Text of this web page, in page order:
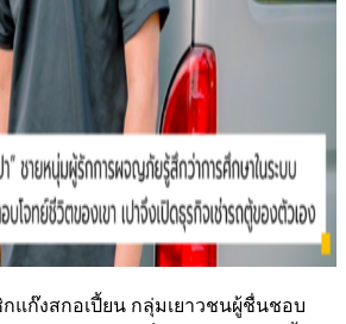
แก๊งสกอเปี้ยน กลุ่มเยาวชนผู้ชื่นชอบ